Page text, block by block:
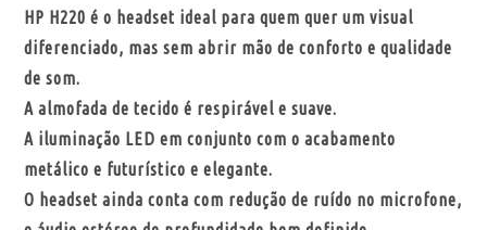
HP H220 é o headset ideal para quem quer um visual
diferenciado, mas sem abrir mão de conforto e qualidade
de som.
A almofada de tecido é respirável e suave.
A iluminação LED em conjunto com o acabamento
metálico e futurístico e elegante.
O headset ainda conta com redução de ruído no microfone,